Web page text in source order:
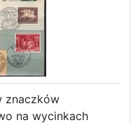
znaczków
na wycinkach